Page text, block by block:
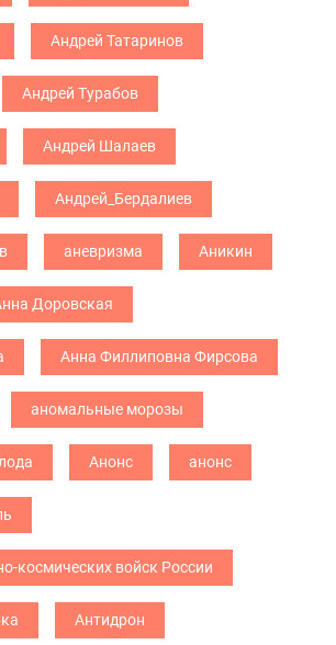
Андрей Татаринов
Андрей Турабов
Андрей Шалаев
Андрей_Бердалиев
аневризма Аникин
Доровская
Анна Филлиповна Фирсова
аномальные морозы
Анонс анонс
космических войск России
Антидрон